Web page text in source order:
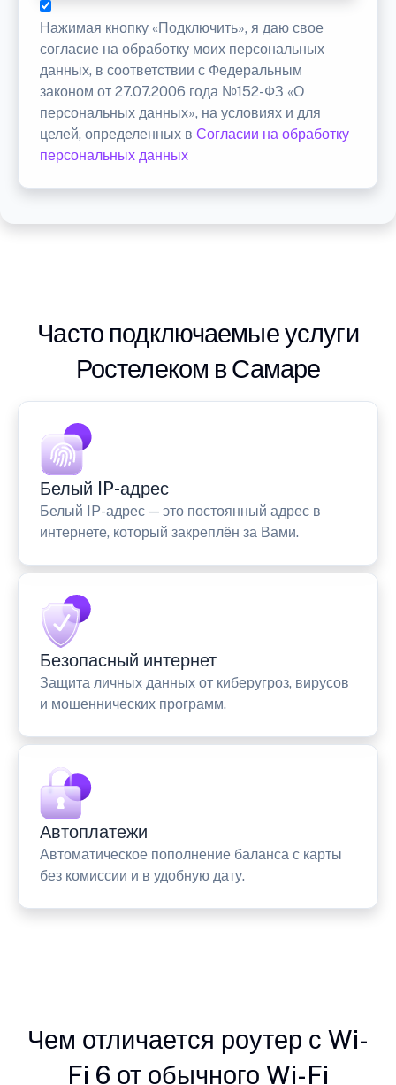
Нажимая кнопку «Подключить», я даю свое
согласие на обработку моих персональных
данных, в соответствии с Федеральным
законом от 27.07.2006 года №152-ФЗ «О
персональных данных», на условиях и для
целей, определенных в Согласии на обработку
персональных данных
Часто подключаемые услуги
Ростелеком в Самаре
Белый IP-адрес
Белый IP-адрес — это постоянный адрес в
интернете, который закреплён за Вами.
Безопасный интернет
Защита личных данных от киберугроз, вирусов
и мошеннических программ.
Автоплатежи
Автоматическое пополнение баланса с карты
без комиссии и в удобную дату.
Чем отличается роутер с Wi-
Fi 6 от обычного Wi-Fi